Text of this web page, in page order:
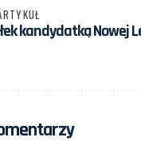
kandydatką Nowej